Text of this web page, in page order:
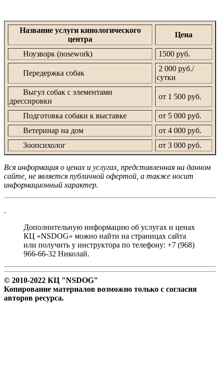
Название услуги кинологического
центра
Цена
Ноузворк (nosework) 1500 руб.
Передержка собак
2 000 руб./
сутки
Выгул собак с элементами
дрессировки
от 1 500 руб.
Подготовка собаки к выставке
от 5 000 руб.
Ветеринар на дом
от 4 000 руб.
Зоопсихолог
от 3 000 руб.
Вся информация о ценах и услугах, представленная на данном
сайте, не является публичной офертой, а также носит
информационный характер.
.
Дополнительную информацию об услугах и ценах
КЦ «NSDOG» можно найти на страницах сайта
или получить у инструктора по телефону: +7 (968)
966-66-32 Николай.
© 2010-2022 КЦ "NSDOG"
Копирование материалов возможно только с согласия
авторов ресурса.